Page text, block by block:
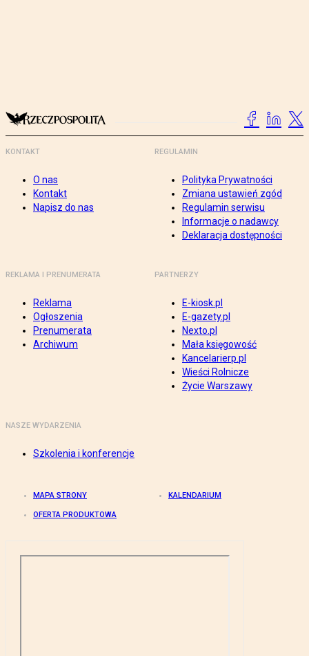
KONTAKT
O nas
Kontakt
Napisz do nas
REGULAMIN
Polityka Prywatności
Zmiana ustawień zgód
Regulamin serwisu
Informacje o nadawcy
Deklaracja dostępności
REKLAMA I PRENUMERATA
Reklama
Ogłoszenia
Prenumerata
Archiwum
PARTNERZY
E-kiosk.pl
E-gazety.pl
Nexto.pl
Mała księgowość
Kancelarierp.pl
Wieści Rolnicze
Życie Warszawy
NASZE WYDARZENIA
Szkolenia i konferencje
MAPA STRONY KALENDARIUM
OFERTA PRODUKTOWA